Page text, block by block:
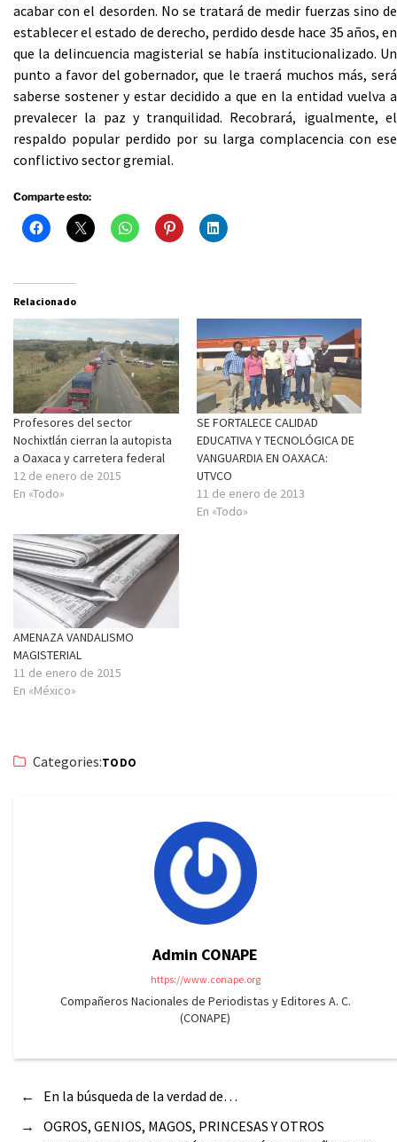
acabar con el desorden. No se tratará de medir fuerzas sino de
establecer el estado de derecho, perdido desde hace 35 años, en
que la delincuencia magisterial se había institucionalizado. Un
punto a favor del gobernador, que le traerá muchos más, será
saberse sostener y estar decidido a que en la entidad vuelva a
prevalecer la paz y tranquilidad. Recobrará, igualmente, el
respaldo popular perdido por su larga complacencia con ese
conflictivo sector gremial.
Comparte esto:
Relacionado
Profesores del sector
Nochixtlán cierran la autopista
a Oaxaca y carretera federal
12 de enero de 2015
En «Todo»
SE FORTALECE CALIDAD
EDUCATIVA Y TECNOLÓGICA DE
VANGUARDIA EN OAXACA:
UTVCO
11 de enero de 2013
En «Todo»
AMENAZA VANDALISMO
MAGISTERIAL
11 de enero de 2015
En «México»
Categories:TODO
Admin CONAPE
https://www.conape.org
Compañeros Nacionales de Periodistas y Editores A. C.
(CONAPE)
←
En la búsqueda de la verdad de…
→
OGROS, GENIOS, MAGOS, PRINCESAS Y OTROS